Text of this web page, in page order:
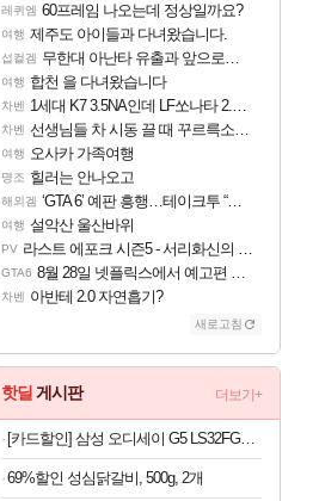
레퀴엠 60프레임 나오는데 정상일까요?
여행 제주도 아이들과 다녀왔습니다.
섭컬겜 무한대 아난타 유출과 앞으로의 예상 (루머)
여행 합천 을 다녀왔습니다
차벤 1세대 K7 3.5NA인데 LF쏘나타 2.0NA 기변하면 유류비 절약이 얼마나 될까요..?
차벤 선생님들 차 시동 끌 때 꾸르륵소리나는데
여행 오사카 가족여행
명조 힐러는 안나오고
해외겜 ‘GTA 6’ 예판 흥행…테이크투 “내부 예상 크게 넘어”
여행 설악산 울산바위
PV 라스트 에포크 시즌5 - 서리화신의 분노 티저
GTA6 8월 28일 넷플릭스에서 예고편 공개 예정
차벤 아반테 2.0 자연흡기?
새로고침
핫딜 게시판 더보기+
[카드할인] 삼성 오디세이 G5 LS32FG500 80.1cm(32인치) 게이밍 모니터 180Hz
69%할인 성심닭갈비, 500g, 2개